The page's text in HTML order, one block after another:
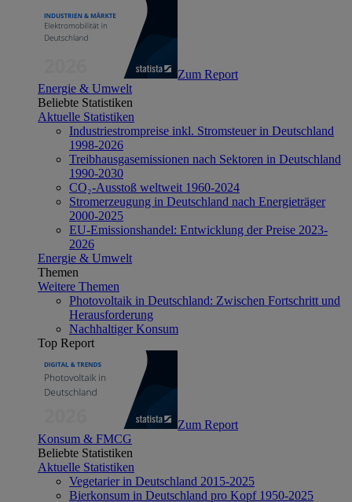
Zum Report
Energie & Umwelt
Beliebte Statistiken
Aktuelle Statistiken
Industriestrompreise inkl. Stromsteuer in Deutschland
1998-2026
Treibhausgasemissionen nach Sektoren in Deutschland
1990-2030
CO₂-Ausstoß weltweit 1960-2024
Stromerzeugung in Deutschland nach Energieträger
2000-2025
EU-Emissionshandel: Entwicklung der Preise 2023-
2026
Energie & Umwelt
Themen
Weitere Themen
Photovoltaik in Deutschland: Zwischen Fortschritt und
Herausforderung
Nachhaltiger Konsum
Top Report
Zum Report
Konsum & FMCG
Beliebte Statistiken
Aktuelle Statistiken
Vegetarier in Deutschland 2015-2025
Bierkonsum in Deutschland pro Kopf 1950-2025